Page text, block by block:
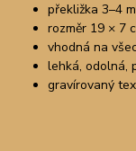
překližka 3–4
rozměr 19 × 7
vhodná na
lehká, odolná,
gravírovaný